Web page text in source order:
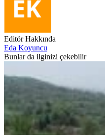
Editör Hakkında
Eda Koyuncu
Bunlar da ilginizi çekebilir